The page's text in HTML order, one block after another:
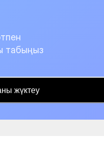
табыңыз
жүктеу